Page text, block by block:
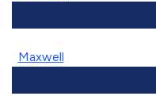
Maxwell